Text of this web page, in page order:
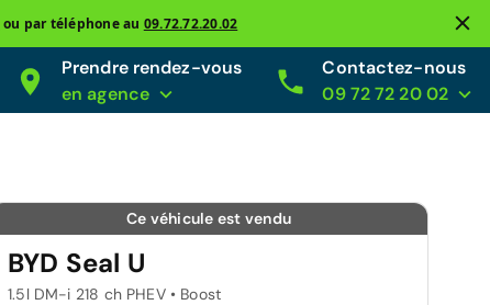
ou par téléphone au 09.72.72.20.02
Prendre rendez-vous
en agence
Contactez-nous
09 72 72 20 02
Ce véhicule est vendu
BYD Seal U
1.5l DM-i 218 ch PHEV • Boost